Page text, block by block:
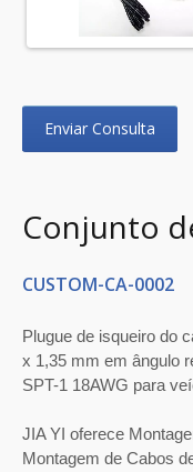
Enviar Consulta
Conjunto
CUSTOM-CA-0002
Plugue de isqueiro do
x 1,35 mm em ângulo
SPT-1 18AWG para
JIA YI oferece
Montagem de Cabos